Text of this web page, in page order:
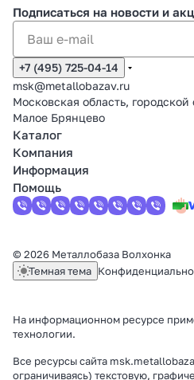
Подписаться на новости и
+7 (495) 725-04-14
msk@metallobazav.ru
Московская область,
Малое Брянцево
Каталог
Компания
Информация
Помощь
© 2026 Металлобаза Волхонка
Темная тема
На информационном ресурсе
технологии.
Все ресурсы сайта
ограничиваясь) текстовую,